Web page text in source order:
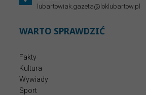
lubartowiak.gazeta@loklubartow.pl
WARTO SPRAWDZIĆ
Fakty
Kultura
Wywiady
Sport